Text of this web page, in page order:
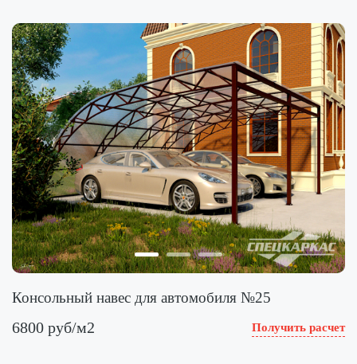
Консольный навес для автомобиля №25
6800 руб/м2 Получить расчет